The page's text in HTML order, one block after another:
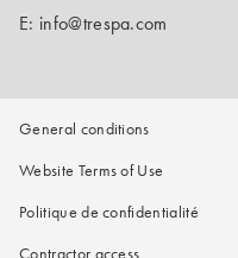
E: info@trespa.com
General conditions
Website Terms of Use
Politique de confidentialité
Contractor access